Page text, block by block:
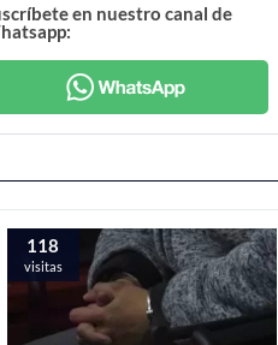
en nuestro canal de
118
visitas